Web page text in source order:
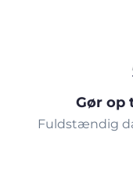
Gør op
Fuldstændig